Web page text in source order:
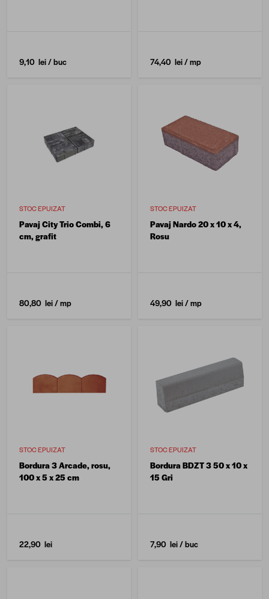
9,10 lei/ buc 74,40 lei/ mp
STOC EPUIZAT
Pavaj City Trio Combi, 6
cm, grafit
80,80 lei/ mp
STOC EPUIZAT
Pavaj Nardo 20 x 10 x 4,
Rosu
49,90 lei/ mp
STOC EPUIZAT
Bordura 3 Arcade, rosu,
100 x 5 x 25 cm
22,90 lei
STOC EPUIZAT
Bordura BDZT 3 50 x 10 x
15 Gri
7,90 lei/ buc